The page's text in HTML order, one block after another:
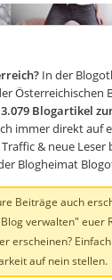
In der
Österreichischen
3.079 Blogartikel
immer direkt auf
& neue
Blogheimat
Beiträge auch
verwalten" euer
erscheinen?
auf nein stellen.